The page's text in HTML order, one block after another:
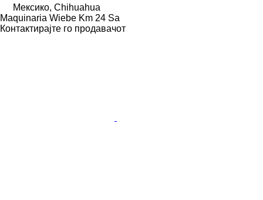
Мексико, Chihuahua
Maquinaria Wiebe Km 24 Sa
Контактирајте го продавачот